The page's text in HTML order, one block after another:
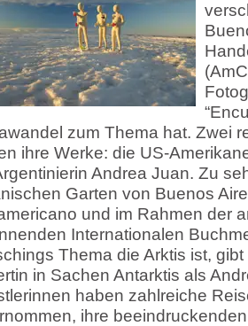
zum Thema hat. Zwei
ihre Werke: die US-
Andrea Juan. Zu
Garten von Buenos
und im Rahmen der
Internationalen
Thema die Arktis ist,
in Sachen Antarktis als
haben zahlreiche
ihre